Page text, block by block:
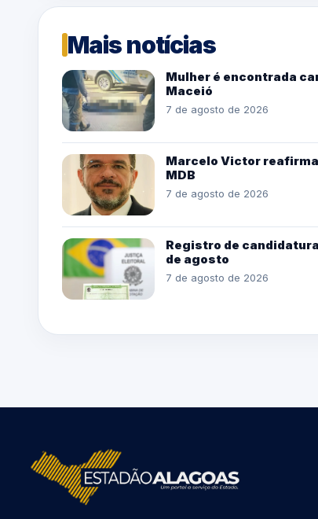
Mais notícias
Mulher é encontrada
Maceió
7 de agosto de 2026
Marcelo Victor reafirma
MDB
7 de agosto de 2026
Registro de
de agosto
7 de agosto de 2026